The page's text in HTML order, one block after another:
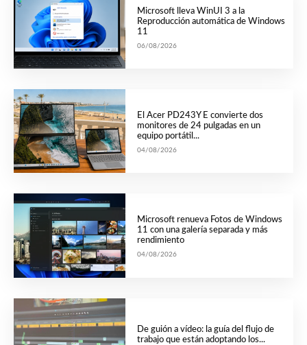
Microsoft lleva WinUI 3 a la
Reproducción automática de Windows
11
06/08/2026
El Acer PD243Y E convierte dos
monitores de 24 pulgadas en un
equipo portátil...
04/08/2026
Microsoft renueva Fotos de Windows
11 con una galería separada y más
rendimiento
04/08/2026
De guión a vídeo: la guía del flujo de
trabajo que están adoptando los...